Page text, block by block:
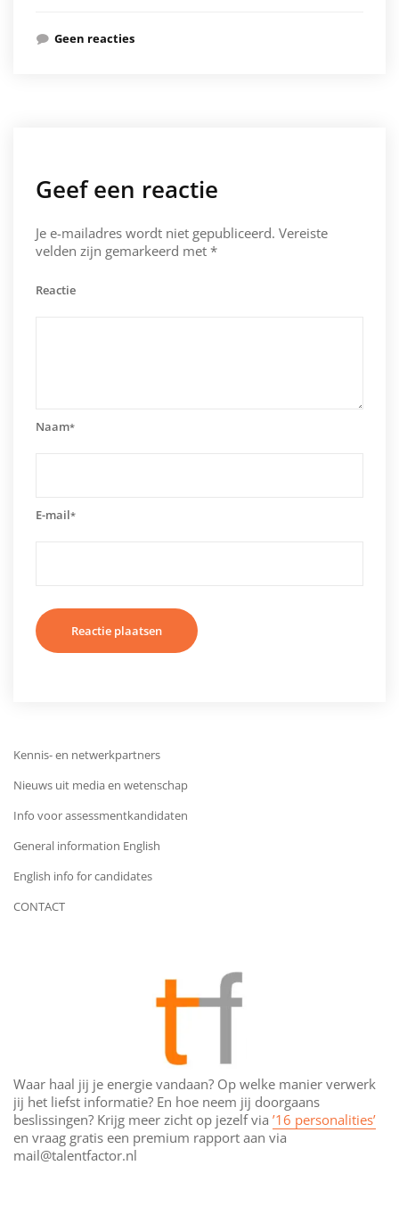
Geen reacties
Geef een reactie
Je e-mailadres wordt niet gepubliceerd. Vereiste
velden zijn gemarkeerd met *
Reactie
Naam*
E-mail*
Kennis- en netwerkpartners
Nieuws uit media en wetenschap
Info voor assessmentkandidaten
General information English
English info for candidates
CONTACT
Waar haal jij je energie vandaan? Op welke manier verwerk
jij het liefst informatie? En hoe neem jij doorgaans
beslissingen? Krijg meer zicht op jezelf via ’16 personalities’
en vraag gratis een premium rapport aan via
mail@talentfactor.nl